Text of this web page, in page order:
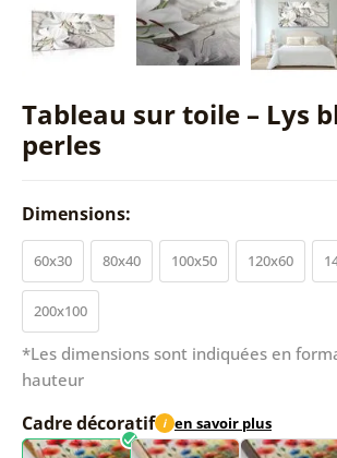
Tableau sur toile – Lys
perles
Dimensions:
60x30 80x40 100x50 120x60
200x100
*Les dimensions sont indiquées en
hauteur
Cadre décoratif i en savoir plus